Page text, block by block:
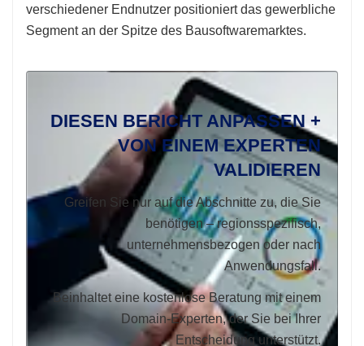
verschiedener Endnutzer positioniert das gewerbliche
Segment an der Spitze des Bausoftwaremarktes.
DIESEN BERICHT ANPASSEN +
VON EINEM EXPERTEN
VALIDIEREN
Greifen Sie nur auf die Abschnitte zu, die Sie
benötigen – regionsspezifisch,
unternehmensbezogen oder nach
Anwendungsfall.
Beinhaltet eine kostenlose Beratung mit einem
Domain-Experten, der Sie bei Ihrer
Entscheidung unterstützt.